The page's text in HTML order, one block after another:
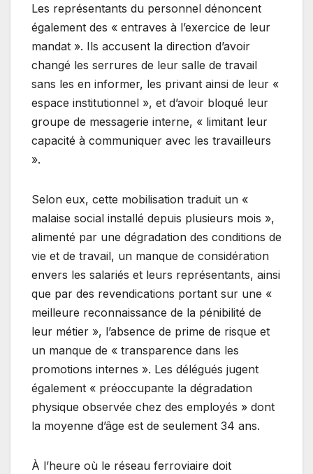
Les représentants du personnel dénoncent
également des « entraves à l’exercice de leur
mandat ». Ils accusent la direction d’avoir
changé les serrures de leur salle de travail
sans les en informer, les privant ainsi de leur «
espace institutionnel », et d’avoir bloqué leur
groupe de messagerie interne, « limitant leur
capacité à communiquer avec les travailleurs
».
Selon eux, cette mobilisation traduit un «
malaise social installé depuis plusieurs mois »,
alimenté par une dégradation des conditions de
vie et de travail, un manque de considération
envers les salariés et leurs représentants, ainsi
que par des revendications portant sur une «
meilleure reconnaissance de la pénibilité de
leur métier », l’absence de prime de risque et
un manque de « transparence dans les
promotions internes ». Les délégués jugent
également « préoccupante la dégradation
physique observée chez des employés » dont
la moyenne d’âge est de seulement 34 ans.
À l’heure où le réseau ferroviaire doit